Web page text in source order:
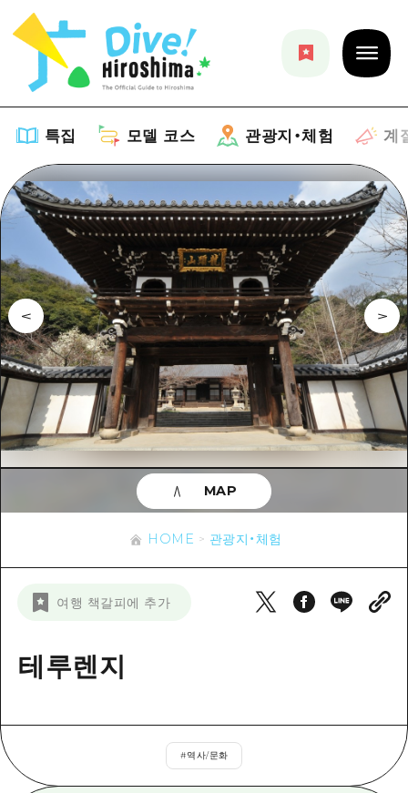
특집 모델 코스 관광지・체험 계
특집
목록
추천
아트
이벤트/축제
음식/술
사이클링
쇼핑
스포츠
나이트 라이프
기준
치유
모델 코스
목록
Dive! Hiroshima 공식 가이드
Hiroshima Moshimo Travel
히로시마시 주변
아키(安芸)
빈고(備後)
미야지마(宮島) 주변
반나절
1박 2일
관광지・체험
목록
히로시마시 주변
아키(安芸)
빈고(備後)
비북(備北)
게이호쿠(芸北)
야마구치(山口)현 동부
시마네(島根)현
계절 정보
이벤트
유용한 정보
목록
접근
히로시마 OMOTENASHI 패스
외국인 여행자용 거리 관광안내소
뉴스
HOME 관광지・체험
여행 책갈피에 추가
테루렌지
#역사/문화
MAP